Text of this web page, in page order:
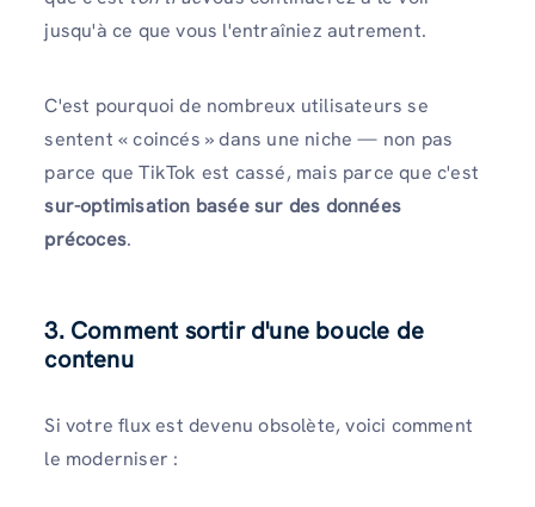
jusqu'à ce que vous l'entraîniez autrement.
C'est pourquoi de nombreux utilisateurs se
sentent « coincés » dans une niche — non pas
parce que TikTok est cassé, mais parce que c'est
sur-optimisation basée sur des données
précoces.
3. Comment sortir d'une boucle de
contenu
Si votre flux est devenu obsolète, voici comment
le moderniser :